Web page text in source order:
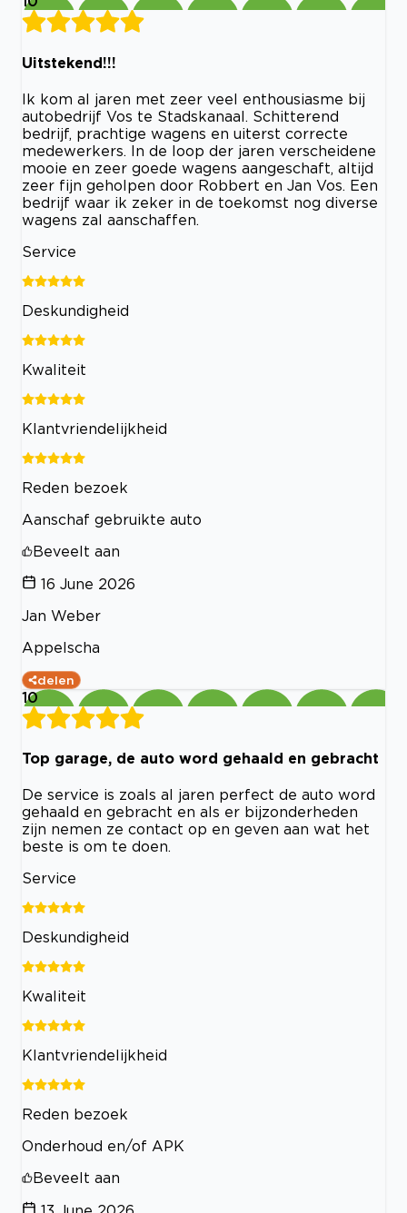
Uitstekend!!!
Ik kom al jaren met zeer veel enthousiasme bij
autobedrijf Vos te Stadskanaal. Schitterend
bedrijf, prachtige wagens en uiterst correcte
medewerkers. In de loop der jaren verscheidene
mooie en zeer goede wagens aangeschaft, altijd
zeer fijn geholpen door Robbert en Jan Vos. Een
bedrijf waar ik zeker in de toekomst nog diverse
wagens zal aanschaffen.
Service
Deskundigheid
Kwaliteit
Klantvriendelijkheid
Reden bezoek
Aanschaf gebruikte auto
Beveelt aan
16 June 2026
Jan Weber
Appelscha
delen
10
Top garage, de auto word gehaald en gebracht
De service is zoals al jaren perfect de auto word
gehaald en gebracht en als er bijzonderheden
zijn nemen ze contact op en geven aan wat het
beste is om te doen.
Service
Deskundigheid
Kwaliteit
Klantvriendelijkheid
Reden bezoek
Onderhoud en/of APK
Beveelt aan